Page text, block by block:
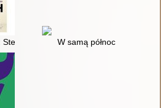
Plum : dziewczyny nie płaczą
W samą północ